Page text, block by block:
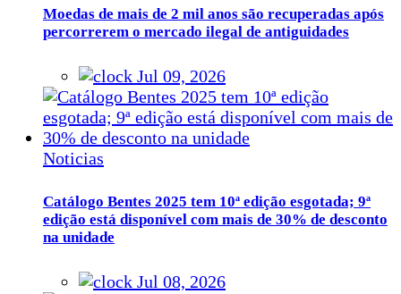
Moedas de mais de 2 mil anos são recuperadas após
percorrerem o mercado ilegal de antiguidades
Jul 09, 2026
Noticias
Catálogo Bentes 2025 tem 10ª edição esgotada; 9ª
edição está disponível com mais de 30% de desconto
na unidade
Jul 08, 2026